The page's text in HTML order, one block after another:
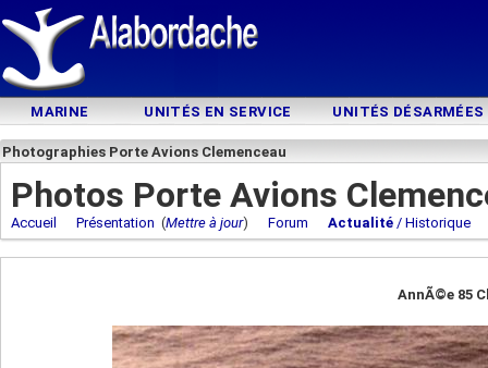
MARINE UNITÉS EN SERVICE UNITÉS DÉSARMÉES
Photographies Porte Avions Clemenceau
Photos Porte Avions
Accueil Présentation (Mettre à jour) Forum Actualité / Historique
AnnÃ©e 85